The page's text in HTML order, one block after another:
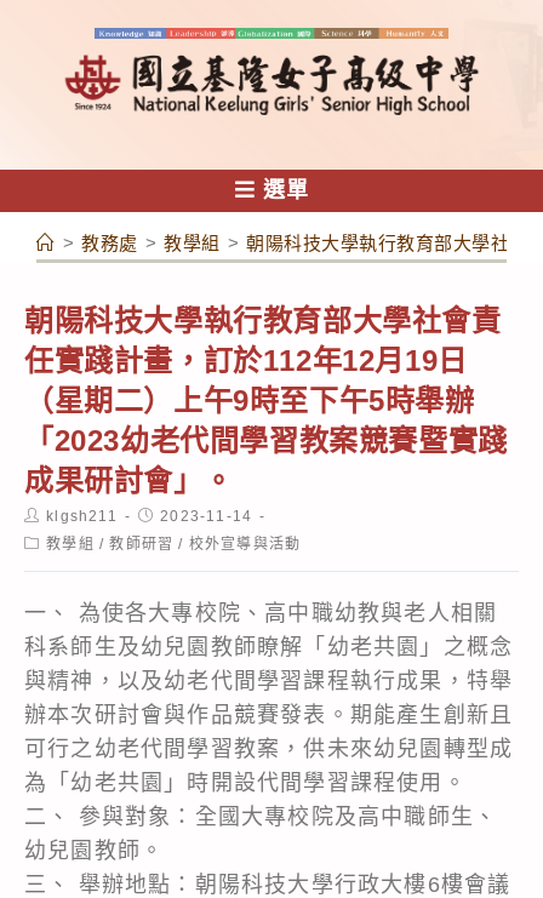
容
選單
> 教務處 > 教學組 > 朝陽科技大學執行教育部大學社會
朝陽科技大學執行教育部大學社會責
任實踐計畫，訂於112年12月19日
（星期二）上午9時至下午5時舉辦
「2023幼老代間學習教案競賽暨實踐
成果研討會」。
Post
author:
klgsh211
Post
published:
2023-11-14
Post教學組 / 教師研習 / 校外宣導與活動
一、 為使各大專校院、高中職幼教與老人相關
科系師生及幼兒園教師瞭解「幼老共園」之概念
與精神，以及幼老代間學習課程執行成果，特舉
辦本次研討會與作品競賽發表。期能產生創新且
可行之幼老代間學習教案，供未來幼兒園轉型成
為「幼老共園」時開設代間學習課程使用。
二、 參與對象：全國大專校院及高中職師生、
幼兒園教師。
三、 舉辦地點：朝陽科技大學行政大樓6樓會議